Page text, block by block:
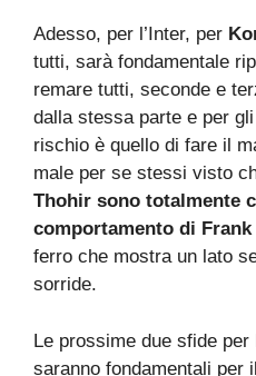
Adesso, per l’Inter, per
tutti, sarà fondamentale
remare tutti, seconde e
dalla stessa parte e per
rischio è quello di fare il
male per se stessi visto
Thohir sono totalmente
comportamento di Frank
ferro che mostra un lato
sorride.
Le prossime due sfide
saranno fondamentali per